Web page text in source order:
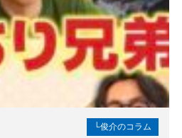
└俊介のコラム